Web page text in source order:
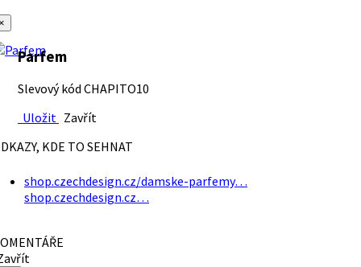
Parfem
Slevový kód CHAPITO10
Uložit Zavřít
KDE TO SEHNAT
shop.czechdesign.cz/damske-parfemy…
shop.czechdesign.cz…